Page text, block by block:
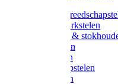
Overige
Bezem-/Harkstelen
Handvaten &
Hamerstelen
Spadestelen
Graanschopstelen
Schopstelen